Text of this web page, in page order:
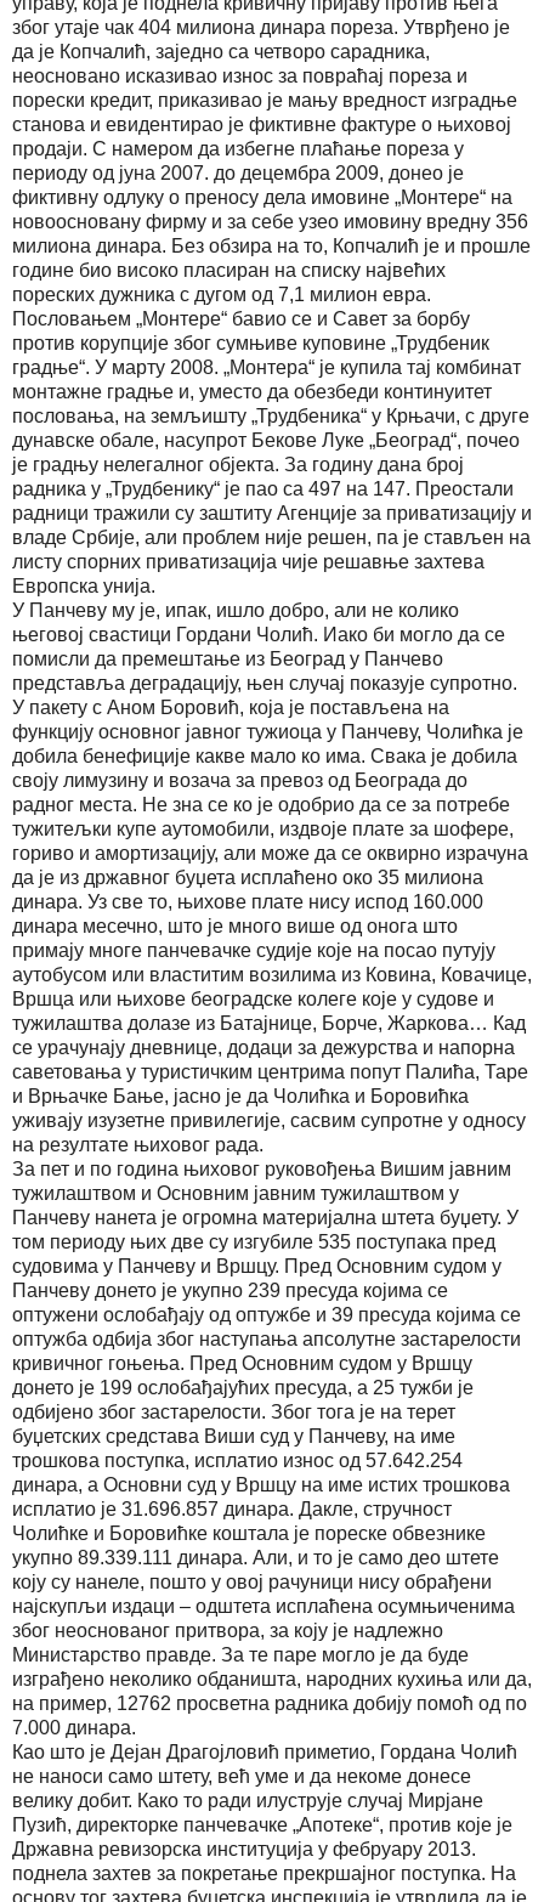
због утаје чак 404 милиона динара пореза. Утврђено је
да је Копчалић, заједно са четворо сарадника,
неосновано исказивао износ за повраћај пореза и
порески кредит, приказивао је мању вредност изградње
станова и евидентирао је фиктивне фактуре о њиховој
продаји. С намером да избегне плаћање пореза у
периоду од јуна 2007. до децембра 2009, донео је
фиктивну одлуку о преносу дела имовине „Монтере“ на
новоосновану фирму и за себе узео имовину вредну 356
милиона динара. Без обзира на то, Копчалић је и прошле
године био високо пласиран на списку највећих
пореских дужника с дугом од 7,1 милион евра.
Пословањем „Монтере“ бавио се и Савет за борбу
против корупције због сумњиве куповине „Трудбеник
градње“. У марту 2008. „Монтера“ је купила тај комбинат
монтажне градње и, уместо да обезбеди континуитет
пословања, на земљишту „Трудбеника“ у Крњачи, с друге
дунавске обале, насупрот Бекове Луке „Београд“, почео
је градњу нелегалног објекта. За годину дана број
радника у „Трудбенику“ је пао са 497 на 147. Преостали
радници тражили су заштиту Агенције за приватизацију и
владе Србије, али проблем није решен, па је стављен на
листу спорних приватизација чије решавње захтева
Европска унија.
У Панчеву му је, ипак, ишло добро, али не колико
његовој свастици Гордани Чолић. Иако би могло да се
помисли да премештање из Београд у Панчево
представља деградацију, њен случај показује супротно.
У пакету с Аном Боровић, која је постављена на
функцију основног јавног тужиоца у Панчеву, Чолићка је
добила бенефиције какве мало ко има. Свака је добила
своју лимузину и возача за превоз од Београда до
радног места. Не зна се ко је одобрио да се за потребе
тужитељки купе аутомобили, издвоје плате за шофере,
гориво и амортизацију, али може да се оквирно израчуна
да је из државног буџета исплаћено око 35 милиона
динара. Уз све то, њихове плате нису испод 160.000
динара месечно, што је много више од онога што
примају многе панчевачке судије које на посао путују
аутобусом или властитим возилима из Ковина, Ковачице,
Вршца или њихове београдске колеге које у судове и
тужилаштва долазе из Батајнице, Борче, Жаркова… Кад
се урачунају дневнице, додаци за дежурства и напорна
саветовања у туристичким центрима попут Палића, Таре
и Врњачке Бање, јасно је да Чолићка и Боровићка
уживају изузетне привилегије, сасвим супротне у односу
на резултате њиховог рада.
За пет и по година њиховог руковођења Вишим јавним
тужилаштвом и Основним јавним тужилаштвом у
Панчеву нанета је огромна материјална штета буџету. У
том периоду њих две су изгубиле 535 поступака пред
судовима у Панчеву и Вршцу. Пред Основним судом у
Панчеву донето је укупно 239 пресуда којима се
оптужени ослобађају од оптужбе и 39 пресуда којима се
оптужба одбија због наступања апсолутне застарелости
кривичног гоњења. Пред Основним судом у Вршцу
донето је 199 ослобађајућих пресуда, а 25 тужби је
одбијено због застарелости. Због тога је на терет
буџетских средстава Виши суд у Панчеву, на име
трошкова поступка, исплатио износ од 57.642.254
динара, а Основни суд у Вршцу на име истих трошкова
исплатио је 31.696.857 динара. Дакле, стручност
Чолићке и Боровићке коштала је пореске обвезнике
укупно 89.339.111 динара. Али, и то је само део штете
коју су нанеле, пошто у овој рачуници нису обрађени
најскупљи издаци – одштета исплаћена осумњиченима
због неоснованог притвора, за коју је надлежно
Министарство правде. За те паре могло је да буде
изграђено неколико обданишта, народних кухиња или да,
на пример, 12762 просветна радника добију помоћ од по
7.000 динара.
Као што је Дејан Драгојловић приметио, Гордана Чолић
не наноси само штету, већ уме и да некоме донесе
велику добит. Како то ради илуструје случај Мирјане
Пузић, директорке панчевачке „Апотеке“, против које је
Државна ревизорска институција у фебруару 2013.
поднела захтев за покретање прекршајног поступка. На
основу тог захтева буџетска инспекција је утврдила да је